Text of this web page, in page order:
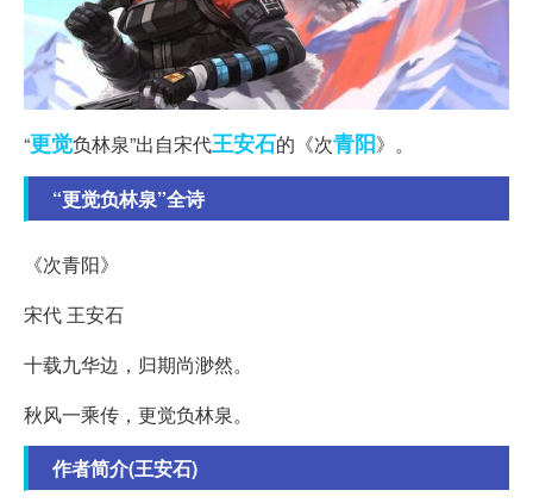
“更觉负林泉”出自宋代王安石的《次青阳》。
“更觉负林泉”全诗
《次青阳》
宋代 王安石
十载九华边，归期尚渺然。
秋风一乘传，更觉负林泉。
作者简介(王安石)